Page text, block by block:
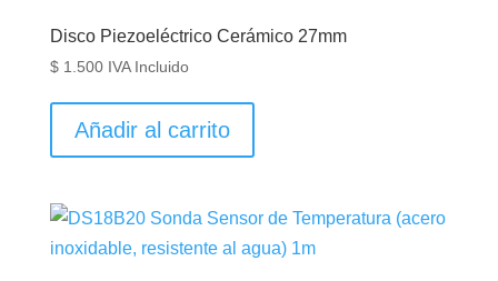
Disco Piezoeléctrico Cerámico 27mm
$1.500 IVA Incluido
Añadir al carrito